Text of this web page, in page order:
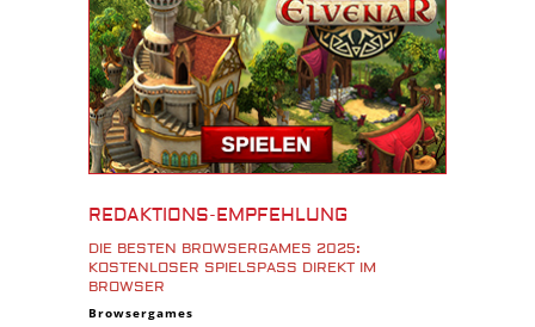
Tablet Spiele
Android Spiele
iPhone Spiele
iOS Spiele
Burgenbau Spiele
Cross-Platform Spiele
iPad Spiele
Denk Spiele
Piraten Spiele
REDAKTIONS-EMPFEHLUNG
DIE BESTEN BROWSERGAMES 2025:
KOSTENLOSER SPIELSPASS DIREKT IM B
ROWSER
Browsergames